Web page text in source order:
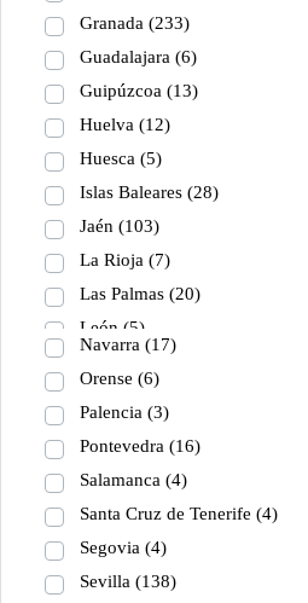
Granada (233)
Guadalajara (6)
Guipúzcoa (13)
Huelva (12)
Huesca (5)
Islas Baleares (28)
Jaén (103)
La Rioja (7)
Las Palmas (20)
León (5)
Navarra (17)
Orense (6)
Palencia (3)
Pontevedra (16)
Salamanca (4)
Santa Cruz de Tenerife (4)
Segovia (4)
Sevilla (138)